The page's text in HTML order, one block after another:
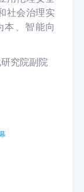
社会治理实
本、智能向
究院副院